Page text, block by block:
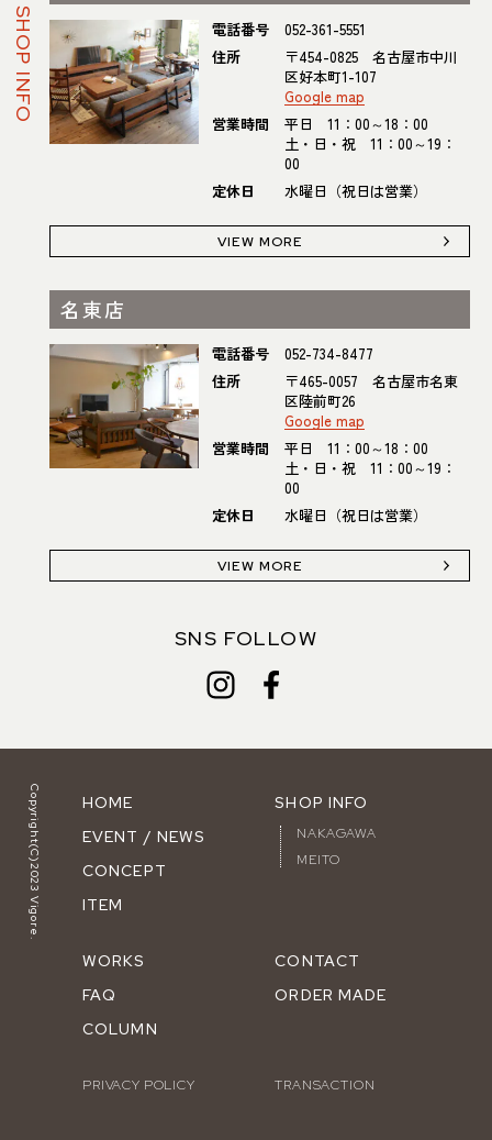
SHOP INFO 電話番号
052-361-5551
住所
〒454-0825 名古屋市中川
区好本町1-107
Google map
営業時間
平日 11：00～18：00
土・日・祝 11：00～19：
00
定休日
水曜日（祝日は営業）
VIEW MORE
名東店
電話番号
052-734-8477
住所
〒465-0057 名古屋市名東
区陸前町26
Google map
営業時間
平日 11：00～18：00
土・日・祝 11：00～19：
00
定休日
水曜日（祝日は営業）
VIEW MORE
SNS FOLLOW
Copyright(C)2023 Vigore.
HOME
EVENT / NEWS
CONCEPT
ITEM
SHOP INFO
NAKAGAWA
MEITO
WORKS
FAQ
COLUMN
CONTACT
ORDER MADE
PRIVACY POLICY TRANSACTION